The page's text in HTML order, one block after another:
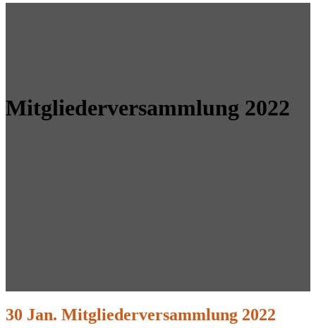
Mitgliederversammlung 2022
30 Jan. Mitgliederversammlung 2022